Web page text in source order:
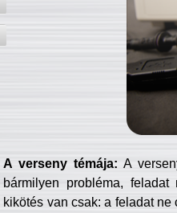
A verseny témája: A
bármilyen probléma, feladat
kikötés van csak: a feladat